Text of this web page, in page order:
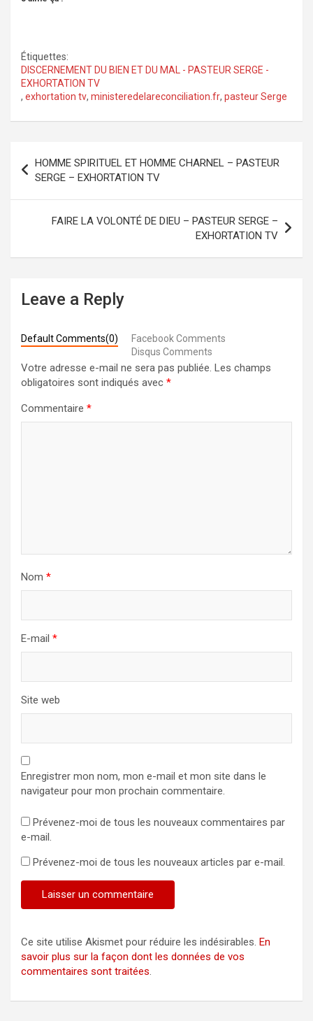
Étiquettes:
DISCERNEMENT DU BIEN ET DU MAL - PASTEUR SERGE -
EXHORTATION TV
, exhortation tv, ministeredelareconciliation.fr, pasteur Serge
de
l’article
HOMME SPIRITUEL ET HOMME CHARNEL – PASTEUR
SERGE – EXHORTATION TV
FAIRE LA VOLONTÉ DE DIEU – PASTEUR SERGE –
EXHORTATION TV
Leave a Reply
Default Comments(0)
Facebook Comments
Disqus Comments
Votre adresse e-mail ne sera pas publiée. Les champs
obligatoires sont indiqués avec *
Commentaire *
Nom *
E-mail *
Site web
Enregistrer mon nom, mon e-mail et mon site dans le
navigateur pour mon prochain commentaire.
Prévenez-moi de tous les nouveaux commentaires par
e-mail.
Prévenez-moi de tous les nouveaux articles par e-mail.
Ce site utilise Akismet pour réduire les indésirables. En
savoir plus sur la façon dont les données de vos
commentaires sont traitées.